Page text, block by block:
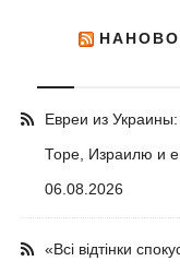
Евреи из
Торе, Израилю и
06.08.2026
«Всі відтінки